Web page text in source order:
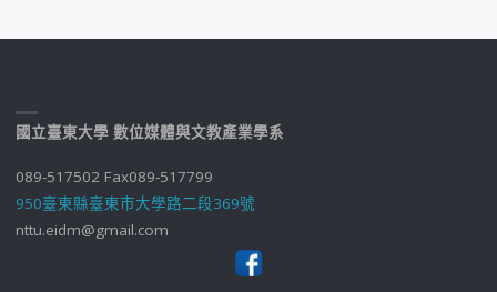
國立臺東大學 數位媒體與文教產業學系
089-517502 Fax089-517799
950臺東縣臺東市大學路二段369號
nttu.eidm@gmail.com